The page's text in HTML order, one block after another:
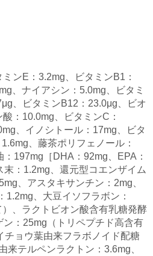
ンE：3.2mg、ビタミンB1：
、ナイアシン：5.0mg、ビタミ
、ビタミンB12：23.0μg、ビオ
：10.0mg、ビタミンC：
、イノシトール：17mg、ビタ
、藤茶ポリフェノール：
197mg［DHA：92mg、EPA：
：1.2mg、還元型コエンザイム
、アスタキサンチン：2mg、
1.2mg、大豆イソフラボン：
、ラクトビオン酸含有乳糖発酵
：25mg（トリペプチド高含有
チョウ葉由来フラボノイド配糖
来テルペンラクトン：3.6mg、